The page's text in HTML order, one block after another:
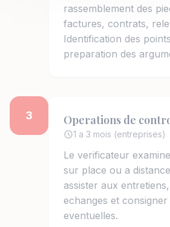
rassemblement des
factures, contrats,
Identification des
preparation des
3 Operations de
1 a 3 mois (entreprises)
Le verificateur
sur place ou a
assister aux
echanges et
eventuelles.